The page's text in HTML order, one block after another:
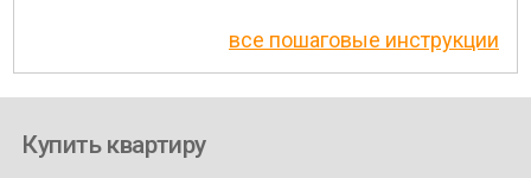
все пошаговые инструкции
Купить квартиру